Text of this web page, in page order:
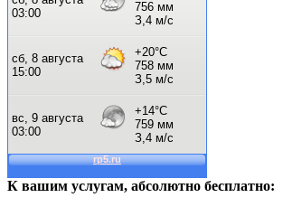
К вашим услугам, абсолютно бесплатно: